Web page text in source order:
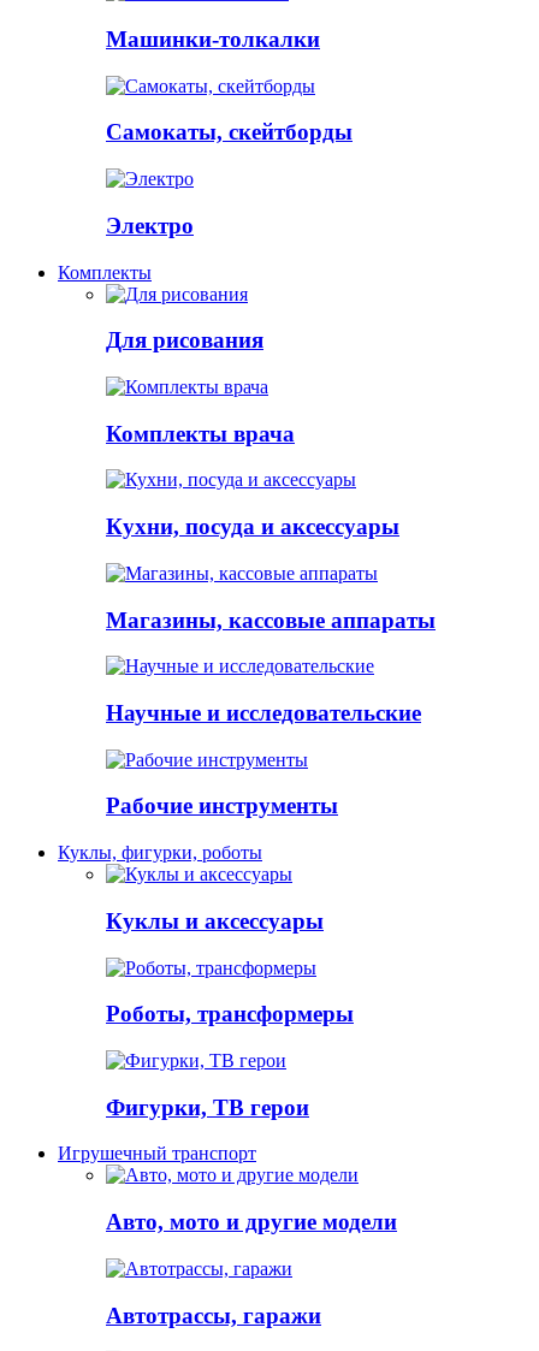
Машинки-толкалки
Самокаты, скейтборды
Электро
Комплекты
Для рисования
Комплекты врача
Кухни, посуда и аксессуары
Магазины, кассовые аппараты
Научные и исследовательские
Рабочие инструменты
Куклы, фигурки, роботы
Куклы и аксессуары
Роботы, трансформеры
Фигурки, ТВ герои
Игрушечный транспорт
Авто, мото и другие модели
Автотрассы, гаражи